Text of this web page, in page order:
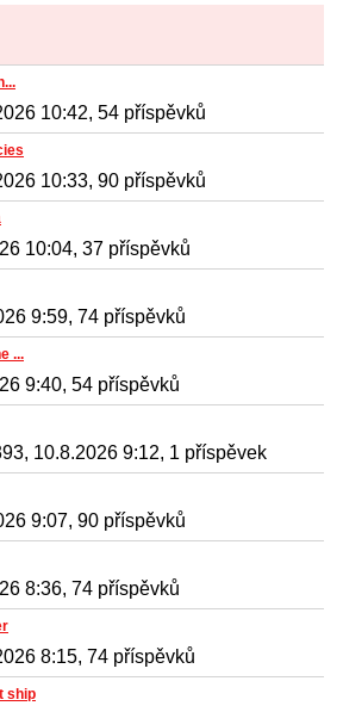
10:42, 54 příspěvků
10:33, 90 příspěvků
10:04, 37 příspěvků
9:59, 74 příspěvků
...
9:40, 54 příspěvků
10.8.2026 9:12, 1 příspěvek
9:07, 90 příspěvků
8:36, 74 příspěvků
8:15, 74 příspěvků
ship